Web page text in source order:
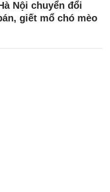
Nội chuyển đổi
giết mổ chó mèo